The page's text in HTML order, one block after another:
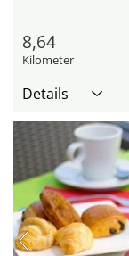
8,64
Kilometer
Details